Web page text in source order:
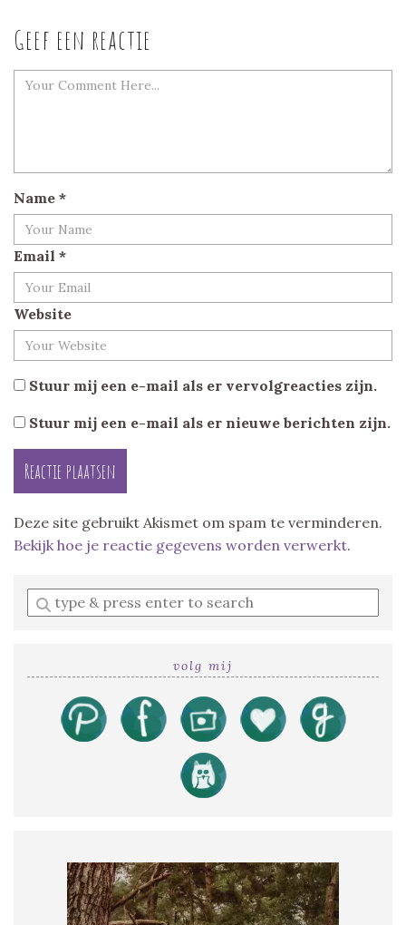
Geef een reactie
Name *
Email *
Website
Stuur mij een e-mail als er vervolgreacties zijn.
Stuur mij een e-mail als er nieuwe berichten zijn.
Deze site gebruikt Akismet om spam te verminderen.
Bekijk hoe je reactie gegevens worden verwerkt.
Enter
a
volg mij